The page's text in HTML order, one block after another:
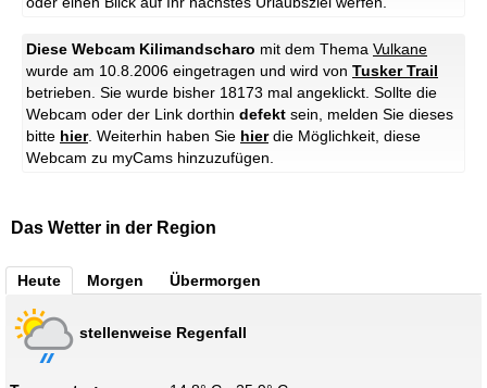
Diese Webcam Kilimandscharo mit dem Thema Vulkane
wurde am 10.8.2006 eingetragen und wird von Tusker Trail
betrieben. Sie wurde bisher 18173 mal angeklickt. Sollte die
Webcam oder der Link dorthin defekt sein, melden Sie dieses
bitte hier. Weiterhin haben Sie hierdie Möglichkeit, diese
Webcam zu myCams hinzuzufügen.
Das Wetter in der Region
Heute Morgen Übermorgen
stellenweise Regenfall